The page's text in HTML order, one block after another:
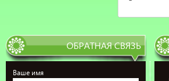
ОБРАТНАЯ СВЯЗЬ
Ваше имя